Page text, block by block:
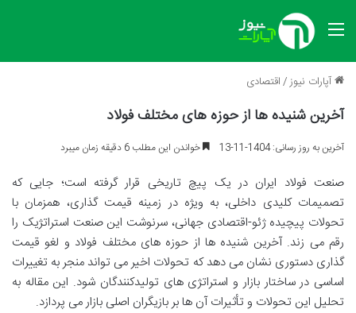
منو
آپارات نیوز/اقتصادی
آخرین شنیده ها از حوزه های مختلف فولاد
آخرین به روز رسانی: 1404-11-13 خواندن این مطلب 6 دقیقه زمان میبرد
صنعت فولاد ایران در یک پیچ تاریخی قرار گرفته است؛ جایی که
تصمیمات کلیدی داخلی، به ویژه در زمینه قیمت گذاری، همزمان با
تحولات پیچیده ژئو-اقتصادی جهانی، سرنوشت این صنعت استراتژیک را
رقم می زند. آخرین شنیده ها از حوزه های مختلف فولاد و لغو قیمت
گذاری دستوری نشان می دهد که تحولات اخیر می تواند منجر به تغییرات
اساسی در ساختار بازار و استراتژی های تولیدکنندگان شود. این مقاله به
تحلیل این تحولات و تأثیرات آن ها بر بازیگران اصلی بازار می پردازد.